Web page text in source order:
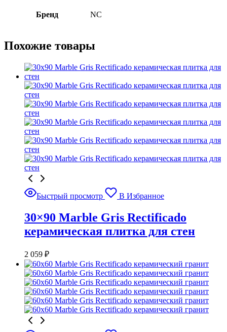
Бренд NC
Похожие товары
Быстрый просмотр В Избранное
30×90 Marble Gris Rectificado
керамическая плитка для стен
2 059 ₽